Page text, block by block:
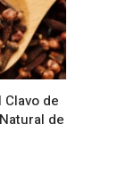
Clavo de
de